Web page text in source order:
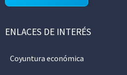
ENLACES DE INTERÉS
Coyuntura económica